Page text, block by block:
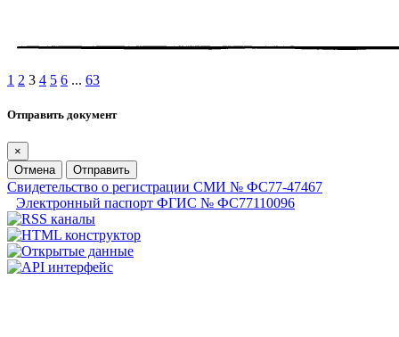
1 2 3 4 5 6 ... 63
Отправить документ
×
Отмена
Отправить
Свидетельство о регистрации СМИ № ФС77-47467
Электронный паспорт ФГИС № ФС77110096